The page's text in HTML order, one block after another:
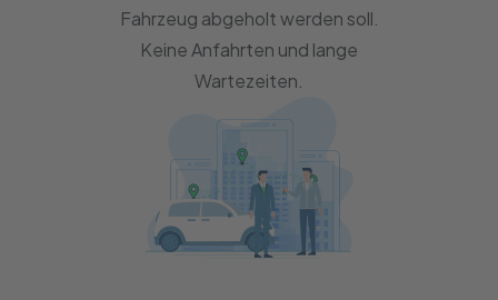
Fahrzeug abgeholt werden soll.
Keine Anfahrten und lange
Wartezeiten.